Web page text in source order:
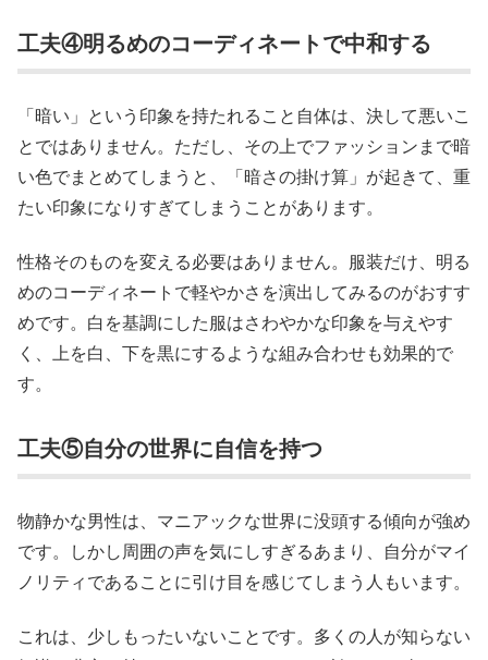
工夫④明るめのコーディネートで中和する
「暗い」という印象を持たれること自体は、決して悪いこ
とではありません。ただし、その上でファッションまで暗
い色でまとめてしまうと、「暗さの掛け算」が起きて、重
たい印象になりすぎてしまうことがあります。
性格そのものを変える必要はありません。服装だけ、明る
めのコーディネートで軽やかさを演出してみるのがおすす
めです。白を基調にした服はさわやかな印象を与えやす
く、上を白、下を黒にするような組み合わせも効果的で
す。
工夫⑤自分の世界に自信を持つ
物静かな男性は、マニアックな世界に没頭する傾向が強め
です。しかし周囲の声を気にしすぎるあまり、自分がマイ
ノリティであることに引け目を感じてしまう人もいます。
これは、少しもったいないことです。多くの人が知らない